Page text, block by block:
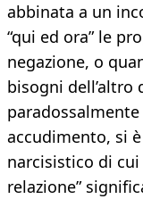
abbinata a un
“qui ed ora” le
negazione, o
bisogni dell’altro
accudimento, si
narcisistico di cui
relazione”